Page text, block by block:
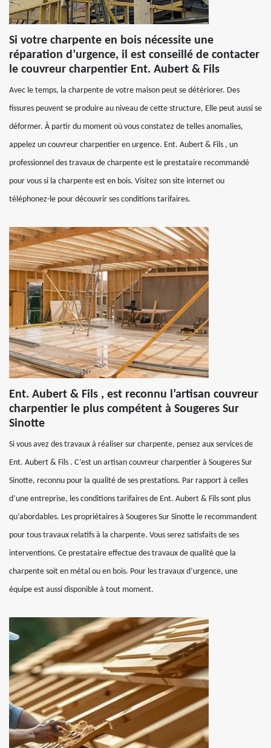
Si votre charpente en bois nécessite une
réparation d’urgence, il est conseillé de contacter
le couvreur charpentier Ent. Aubert & Fils
Avec le temps, la charpente de votre maison peut se détériorer. Des
fissures peuvent se produire au niveau de cette structure, Elle peut aussi se
déformer. À partir du moment où vous constatez de telles anomalies,
appelez un couvreur charpentier en urgence. Ent. Aubert & Fils , un
professionnel des travaux de charpente est le prestataire recommandé
pour vous si la charpente est en bois. Visitez son site internet ou
téléphonez-le pour découvrir ses conditions tarifaires.
Ent. Aubert & Fils , est reconnu l’artisan couvreur
charpentier le plus compétent à Sougeres Sur
Sinotte
Si vous avez des travaux à réaliser sur charpente, pensez aux services de
Ent. Aubert & Fils . C’est un artisan couvreur charpentier à Sougeres Sur
Sinotte, reconnu pour la qualité de ses prestations. Par rapport à celles
d’une entreprise, les conditions tarifaires de Ent. Aubert & Fils sont plus
qu’abordables. Les propriétaires à Sougeres Sur Sinotte le recommandent
pour tous travaux relatifs à la charpente. Vous serez satisfaits de ses
interventions. Ce prestataire effectue des travaux de qualité que la
charpente soit en métal ou en bois. Pour les travaux d’urgence, une
équipe est aussi disponible à tout moment.